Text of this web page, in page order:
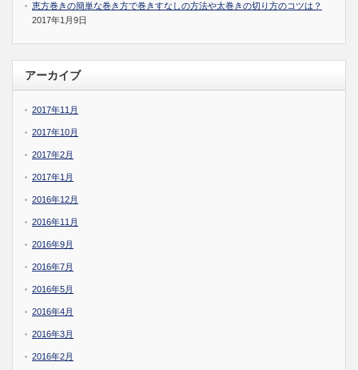
恵方巻きの簡単な巻き方で巻きすなしの方法や太巻きの切り方のコツは？
2017年1月9日
アーカイブ
2017年11月
2017年10月
2017年2月
2017年1月
2016年12月
2016年11月
2016年9月
2016年7月
2016年5月
2016年4月
2016年3月
2016年2月